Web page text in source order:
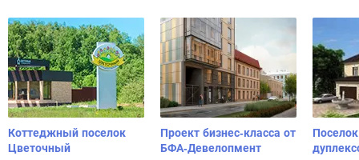
Коттеджный поселок
Цветочный
Проект бизнес-класса от
БФА-Девелопмент